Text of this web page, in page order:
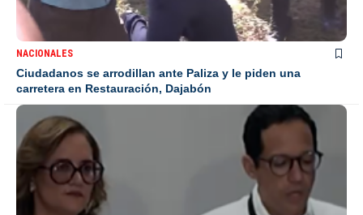
NACIONALES
Ciudadanos se arrodillan ante Paliza y le piden una
carretera en Restauración, Dajabón